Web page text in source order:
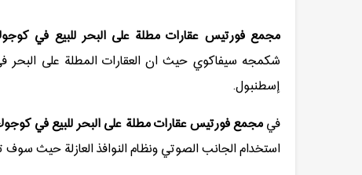
مجمع فورتيس عقارات مطلة على البحر للبيع في
شكمجه سيفاكوي حيث ان العقارات المطلة على
إسطنبول.
فيمجمع فورتيس عقارات مطلة على البحر للبيع في
استخدام الجانب الصوتي ونظام النوافذ العازلة حيث